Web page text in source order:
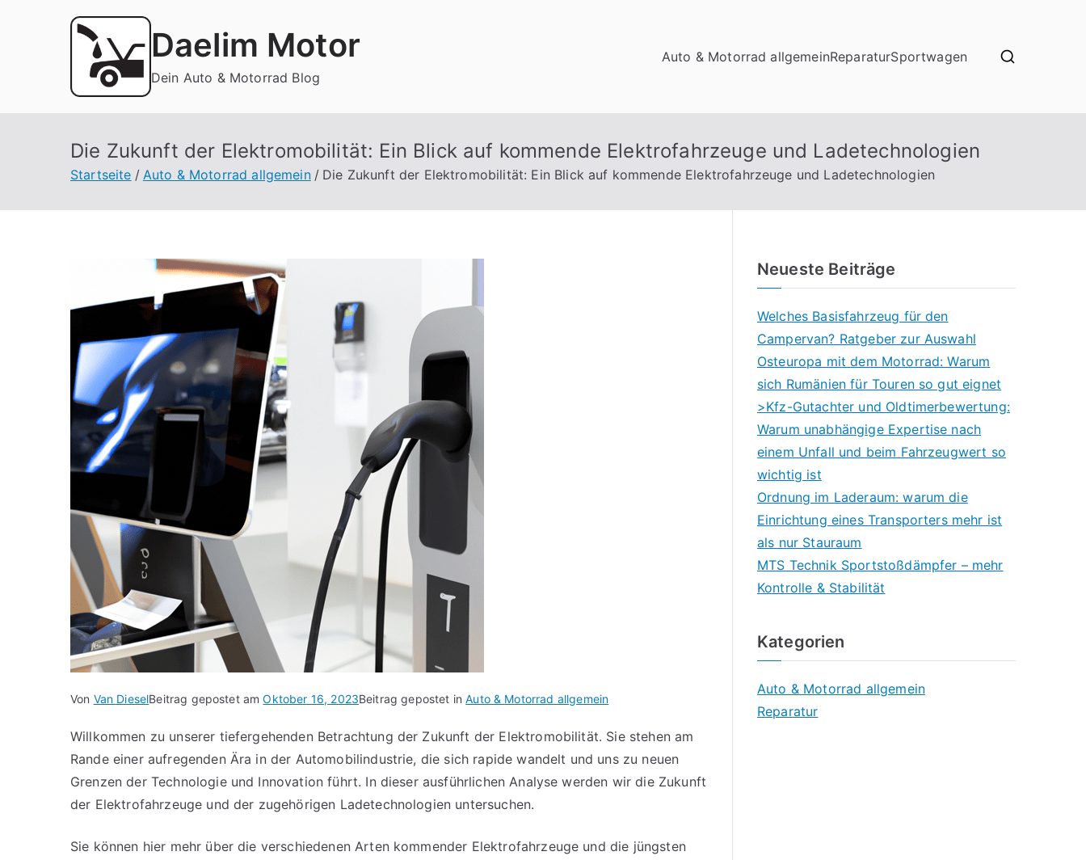
Daelim Motor
Dein Auto & Motorrad Blog
Auto & Motorrad allgemeinReparaturSportwagen
Die Zukunft der Elektromobilität: Ein Blick auf kommende Elektrofahrzeuge und Ladetechnologien
Startseite Auto & Motorrad allgemein Die Zukunft der Elektromobilität: Ein Blick auf kommende Elektrofahrzeuge und Ladetechnologien
Von Van DieselBeitrag gepostet amOktober 16, 2023Beitrag gepostet inAuto & Motorrad allgemein
Willkommen zu unserer tiefergehenden Betrachtung der Zukunft der Elektromobilität. Sie stehen am
Rande einer aufregenden Ära in der Automobilindustrie, die sich rapide wandelt und uns zu neuen
Grenzen der Technologie und Innovation führt. In dieser ausführlichen Analyse werden wir die Zukunft
der Elektrofahrzeuge und der zugehörigen Ladetechnologien untersuchen.
Sie können hier mehr über die verschiedenen Arten kommender Elektrofahrzeuge und die jüngsten
Neueste Beiträge
Welches Basisfahrzeug für den
Campervan? Ratgeber zur Auswahl
Osteuropa mit dem Motorrad: Warum
sich Rumänien für Touren so gut eignet
>Kfz-Gutachter und Oldtimerbewertung:
Warum unabhängige Expertise nach
einem Unfall und beim Fahrzeugwert so
wichtig ist
Ordnung im Laderaum: warum die
Einrichtung eines Transporters mehr ist
als nur Stauraum
MTS Technik Sportstoßdämpfer – mehr
Kontrolle & Stabilität
Kategorien
Auto & Motorrad allgemein
Reparatur